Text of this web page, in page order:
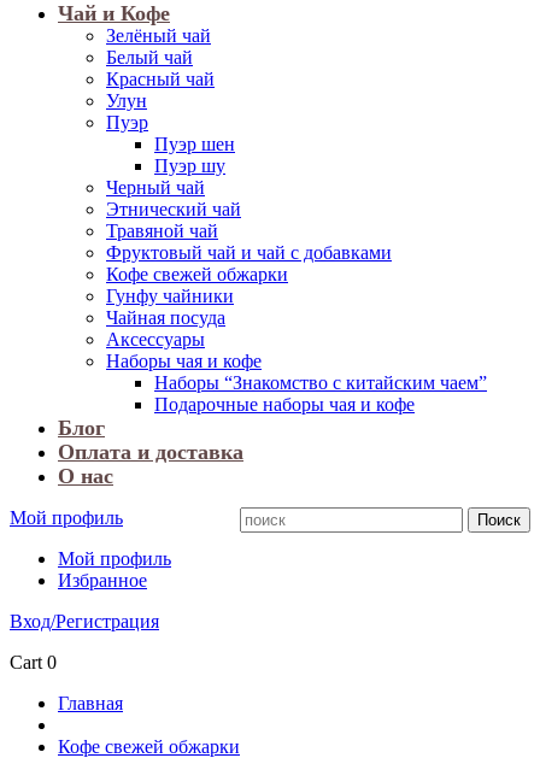
Чай и Кофе
Зелёный чай
Белый чай
Красный чай
Улун
Пуэр
Пуэр шен
Пуэр шу
Черный чай
Этнический чай
Травяной чай
Фруктовый чай и чай с добавками
Кофе свежей обжарки
Гунфу чайники
Чайная посуда
Аксессуары
Наборы чая и кофе
Наборы “Знакомство с китайским чаем”
Подарочные наборы чая и кофе
Блог
Оплата и доставка
О нас
Мой профиль
Мой профиль
Избранное
Вход/Регистрация
Cart 0
Главная
Кофе свежей обжарки